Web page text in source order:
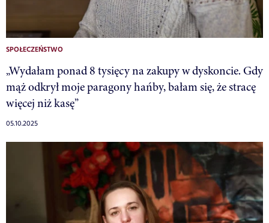
SPOŁECZEŃSTWO
„Wydałam ponad 8 tysięcy na zakupy w dyskoncie. Gdy
mąż odkrył moje paragony hańby, bałam się, że stracę
więcej niż kasę”
05.10.2025